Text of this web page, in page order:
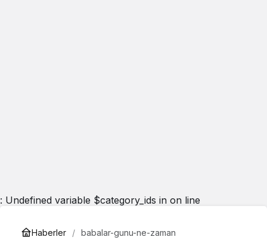
: Undefined variable $category_ids in on line
Haberler babalar-gunu-ne-zaman